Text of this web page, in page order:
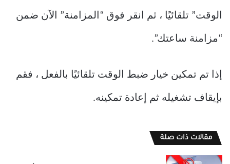
الوقت” تلقائيًا ، ثم انقر فوق “المزامنة” الآن ضمن
“مزامنة ساعتك”.
إذا تم تمكين خيار ضبط الوقت تلقائيًا بالفعل ، فقم
بإيقاف تشغيله ثم إعادة تمكينه.
مقالات ذات صلة